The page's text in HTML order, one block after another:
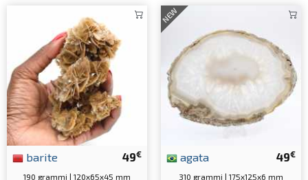
49€
barite
190 grammi | 120x65x45 mm
NEW
49€
agata
310 grammi | 175x125x6 mm